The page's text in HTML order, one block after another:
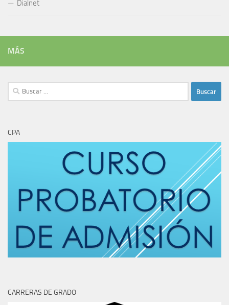
Dialnet
MÁS
Buscar:
CPA
CARRERAS DE GRADO